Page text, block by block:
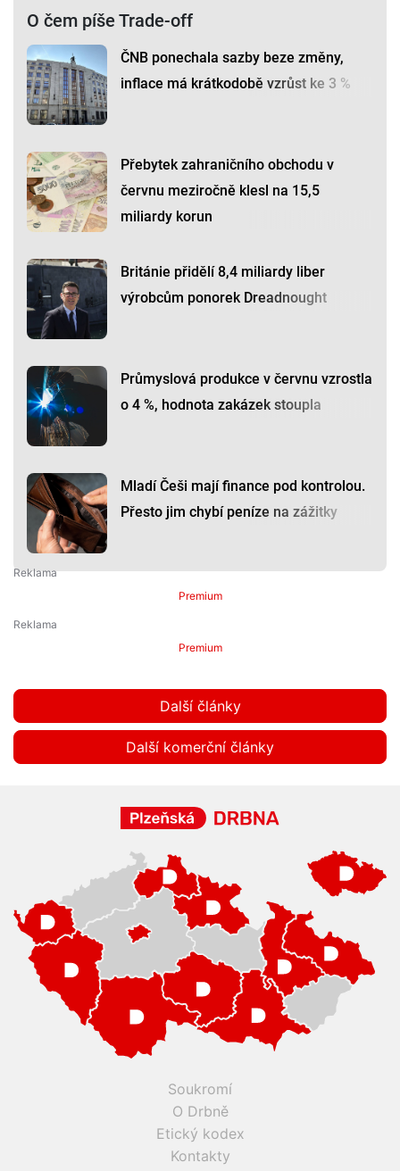
O čem píše Trade-off
ČNB ponechala sazby beze změny,
inflace má krátkodobě vzrůst ke 3 %
Přebytek zahraničního obchodu v
červnu meziročně klesl na 15,5
miliardy korun
Británie přidělí 8,4 miliardy liber
výrobcům ponorek Dreadnought
Průmyslová produkce v červnu vzrostla
o 4 %, hodnota zakázek stoupla
Mladí Češi mají finance pod kontrolou.
Přesto jim chybí peníze na zážitky
Premium
Premium
Další články
Další komerční články
Soukromí
O Drbně
Etický kodex
Kontakty